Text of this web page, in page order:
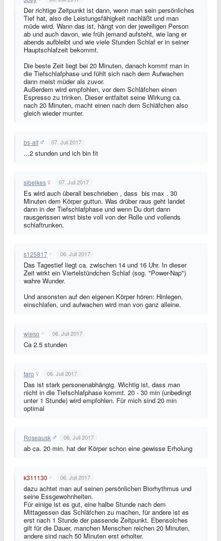
Der richtige Zeitpunkt ist dann, wenn man sein persönliches
Tief hat, also die Leistungsfähigkeit nachläßt und man
müde wird. Wann das ist, hängt von der jeweiligen Person
ab und auch davon, wie früh jemand aufsteht, wie lang er
abends aufbleibt und wie viele Stunden Schlaf er in seiner
Hauptschlafzeit bekommt.
Die beste Zeit liegt bei 20 Minuten, danach kommt man in
die Tiefschlafphase und fühlt sich nach dem Aufwachen
dann meist müder als zuvor.
Außerdem wird empfohlen, vor dem Schläfchen einen
Espresso zu trinken. Dieser entfaltet seine Wirkung ca.
nach 20 Minuten, macht einen nach dem Schläfchen also
gleich wieder munter.
bs-alf 07. Juli 2017
...2 stunden und ich bin fit
sibelkes 07. Juli 2017
Es wird auch überall beschrieben , dass bis max . 30
Minuten dem Körper guttun. Was drüber raus geht landet
dann in der Tiefschlafphase und wenn Du dort dann
rausgerissen wirst biste voll von der Rolle und vollends
schlaftrunken.
s125817 06. Juli 2017
Das Tagestief liegt ca. zwischen 14 und 16 Uhr. In dieser
Zeit wirkt ein Viertelstündchen Schlaf (sog. "Power-Nap")
wahre Wunder.
Und ansonsten auf den eigenen Körper hören: Hinlegen,
einschlafen, und aufwachen wird man von ganz alleine.
wieso 06. Juli 2017
Ca 2.5 stunden
faro 06. Juli 2017
Das ist stark personenabhängig. Wichtig ist, dass man
nicht in die Tiefschlafphase kommt. 20 - 30 min (unbedingt
unter 1 Stunde) wird empfohlen. Für mich sind 20 min
optimal
Roseausk 06. Juli 2017
ab ca. 20 min. hat der Körper schon eine gewisse Erholung
k311130 06. Juli 2017
dazu achtet man auf seinen persönlichen Biorhythmus und
seine Essgewohnheiten.
Für einige ist es gut, eine halbe Stunde nach dem
Mittagessen das Schläfchen zu machen, für andere ist es
erst nach 1 Stunde der passende Zeitpunkt. Ebensolches
gilt für die Dauer, manchen Menschen reichen 20 Minuten,
andere sind nach 50 Minuten erst erholter.